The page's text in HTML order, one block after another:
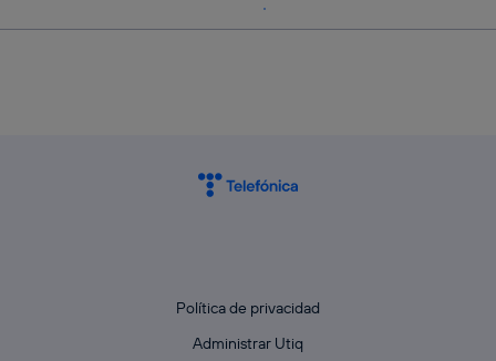
Política de privacidad
Administrar Utiq